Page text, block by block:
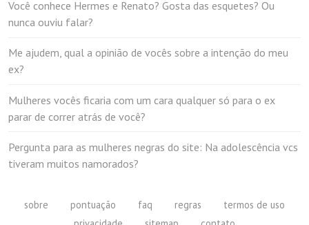
Você conhece Hermes e Renato? Gosta das esquetes? Ou
nunca ouviu falar?
Me ajudem, qual a opinião de vocês sobre a intenção do meu
ex?
Mulheres vocês ficaria com um cara qualquer só para o ex
parar de correr atrás de você?
Pergunta para as mulheres negras do site: Na adolescência vcs
tiveram muitos namorados?
sobre pontuação faq regras
termos de uso